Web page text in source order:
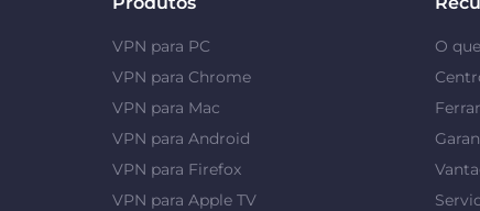
VPN para PC
VPN para Chrome
VPN para Mac
VPN para Android
VPN para Firefox
VPN para Apple TV
O